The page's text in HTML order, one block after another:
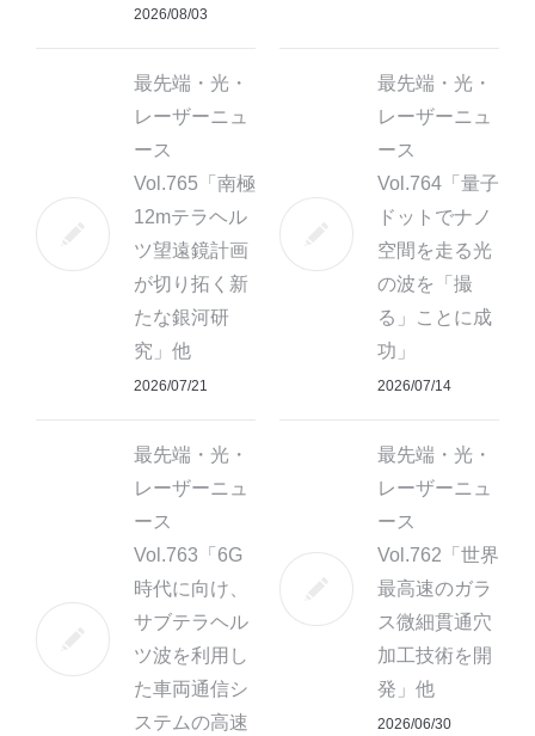
2026/08/03
最先端・光・
レーザーニュ
ース
Vol.765「南極
12mテラヘル
ツ望遠鏡計画
が切り拓く新
たな銀河研
究」他
2026/07/21
最先端・光・
レーザーニュ
ース
Vol.764「量子
ドットでナノ
空間を走る光
の波を「撮
る」ことに成
功」
2026/07/14
最先端・光・
レーザーニュ
ース
Vol.763「6G
時代に向け、
サブテラヘル
ツ波を利用し
た車両通信シ
ステムの高速
最先端・光・
レーザーニュ
ース
Vol.762「世界
最高速のガラ
ス微細貫通穴
加工技術を開
発」他
2026/06/30